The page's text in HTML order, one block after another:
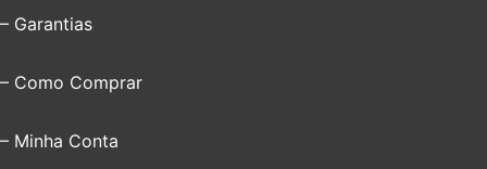
– Garantias
– Como Comprar
– Minha Conta